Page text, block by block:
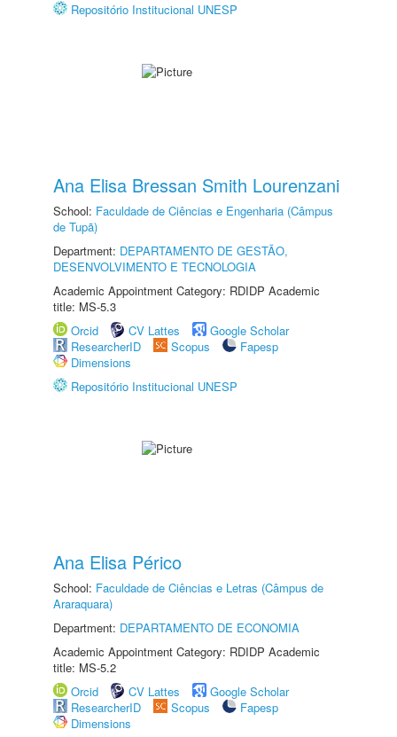
Repositório Institucional UNESP
Ana Elisa Bressan Smith Lourenzani
School: Faculdade de Ciências e Engenharia (Câmpus
de Tupã)
Department: DEPARTAMENTO DE GESTÃO,
DESENVOLVIMENTO E TECNOLOGIA
Academic Appointment Category: RDIDP Academic
title: MS-5.3
Orcid
CV Lattes
Google Scholar
ResearcherID
Scopus
Fapesp
Dimensions
Repositório Institucional UNESP
Ana Elisa Périco
School: Faculdade de Ciências e Letras (Câmpus de
Araraquara)
Department: DEPARTAMENTO DE ECONOMIA
Academic Appointment Category: RDIDP Academic
title: MS-5.2
Orcid
CV Lattes
Google Scholar
ResearcherID
Scopus
Fapesp
Dimensions